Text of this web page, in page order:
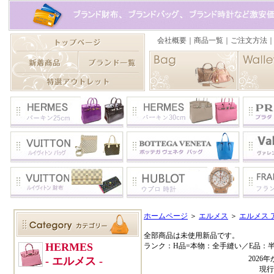
ホームページ ＞ エルメス ＞ エルメス
全部商品は未使用新品です。
ランク：H品=本物：全手縫い／E品：
2026年
現